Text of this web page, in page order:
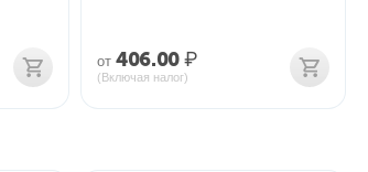
от 406.00₽
(Включая налог)